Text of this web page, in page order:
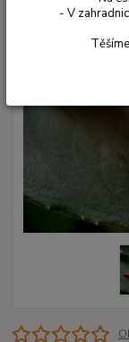
- V